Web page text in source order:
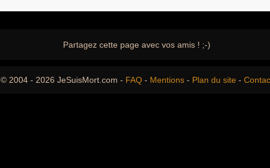
Partagez cette page avec vos amis ! ;-)
© 2004 - 2026 JeSuisMort.com - FAQ - Mentions - Plan du site -